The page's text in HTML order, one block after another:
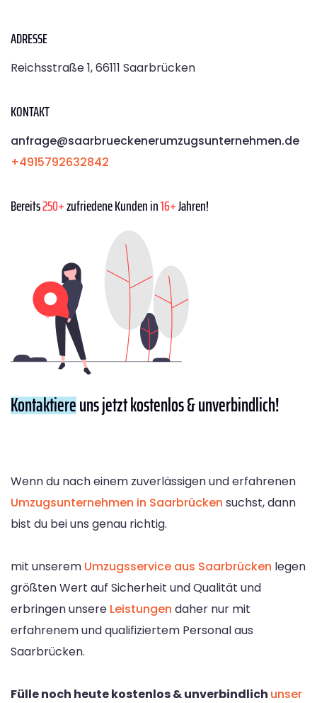
ADRESSE
Reichsstraße 1, 66111 Saarbrücken
KONTAKT
anfrage@saarbrueckenerumzugsunternehmen.de
+4915792632842
Bereits250+zufriedene Kunden in16+Jahren!
Kontaktiereuns jetzt kostenlos & unverbindlich!
Wenn du nach einem zuverlässigen und erfahrenen
Umzugsunternehmen in Saarbrücken suchst, dann
bist du bei uns genau richtig.
mit unserem Umzugsservice aus Saarbrücken legen
größten Wert auf Sicherheit und Qualität und
erbringen unsere Leistungen daher nur mit
erfahrenem und qualifiziertem Personal aus
Saarbrücken.
Fülle noch heute kostenlos & unverbindlich unser